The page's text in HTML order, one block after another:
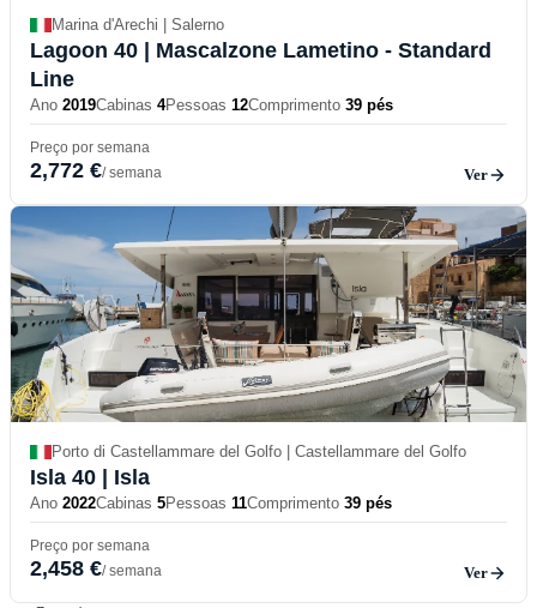
Marina d'Arechi | Salerno
Lagoon 40 | Mascalzone Lametino - Standard
Line
Ano 2019Cabinas 4Pessoas 12Comprimento 39 pés
Preço por semana
2,772 €/ semana Ver
Porto di Castellammare del Golfo | Castellammare del Golfo
Isla 40 | Isla
Ano 2022Cabinas 5Pessoas 11Comprimento 39 pés
Preço por semana
2,458 €/ semana Ver